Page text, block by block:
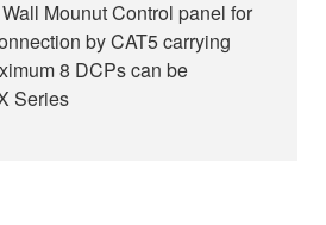
Mounut Control panel for
by CAT5 carrying
8 DCPs can be
Series